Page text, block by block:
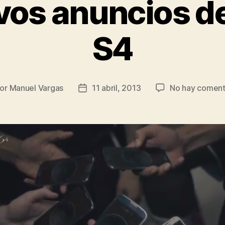
anuncios
S4
Manuel Vargas
Fecha
entrada
11 abril, 2013 No hay